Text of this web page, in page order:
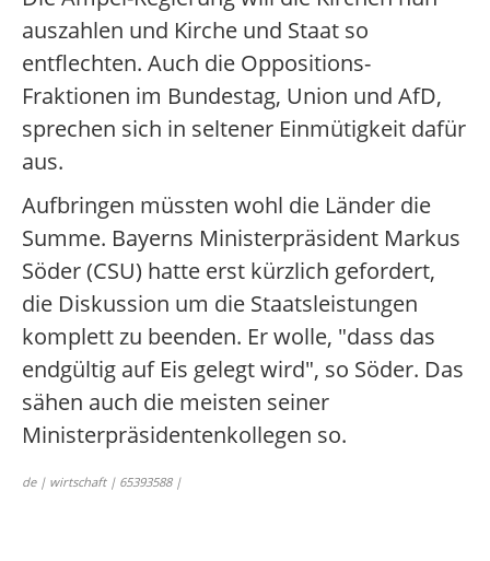
auszahlen und Kirche und Staat so
entflechten. Auch die Oppositions-
Fraktionen im Bundestag, Union und AfD,
sprechen sich in seltener Einmütigkeit dafür
aus.
Aufbringen müssten wohl die Länder die
Summe. Bayerns Ministerpräsident Markus
Söder (CSU) hatte erst kürzlich gefordert,
die Diskussion um die Staatsleistungen
komplett zu beenden. Er wolle, "dass das
endgültig auf Eis gelegt wird", so Söder. Das
sähen auch die meisten seiner
Ministerpräsidentenkollegen so.
de | wirtschaft | 65393588 |